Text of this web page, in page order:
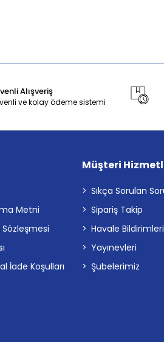
Alışveriş
ve kolay ödeme sistemi
Metni
Sözleşmesi
İade Koşulları
Müşteri
Sıkça Sorulan
Sipariş Takip
Havale Bildirimleri
Yayınevleri
Şubelerimiz